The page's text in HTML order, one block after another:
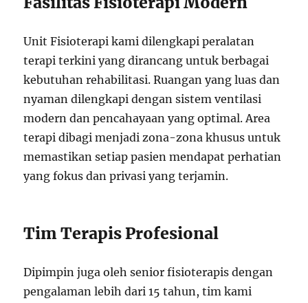
Unit Fisioterapi kami dilengkapi peralatan
terapi terkini yang dirancang untuk berbagai
kebutuhan rehabilitasi. Ruangan yang luas dan
nyaman dilengkapi dengan sistem ventilasi
modern dan pencahayaan yang optimal. Area
terapi dibagi menjadi zona-zona khusus untuk
memastikan setiap pasien mendapat perhatian
yang fokus dan privasi yang terjamin.
Tim Terapis Profesional
Dipimpin juga oleh senior fisioterapis dengan
pengalaman lebih dari 15 tahun, tim kami